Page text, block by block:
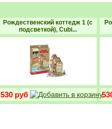
Рождественский коттедж 1 (с
подсветкой), Cubi...
530 руб